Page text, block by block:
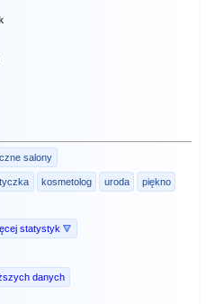
salony
kosmetolog uroda piękno
statystyk
danych